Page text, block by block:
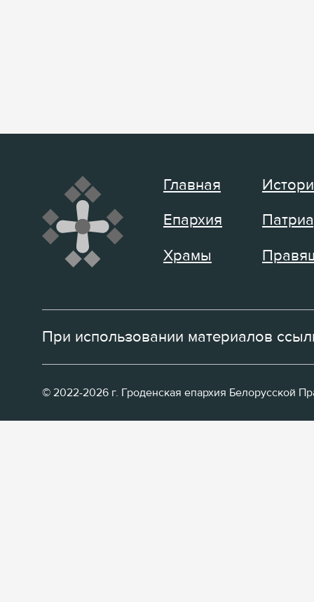
Главная
Епархия
Храмы
При использовании материалов
© 2022-2026 г. Гроденская епархия Белорусской